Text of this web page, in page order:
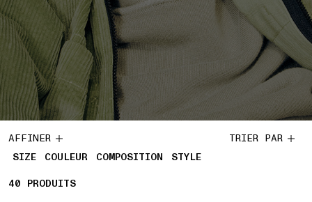
AFFINER
SIZE
COULEUR COMPOSITION STYLE
TRIER PAR
40 40 PRODUITS
PRODUITS